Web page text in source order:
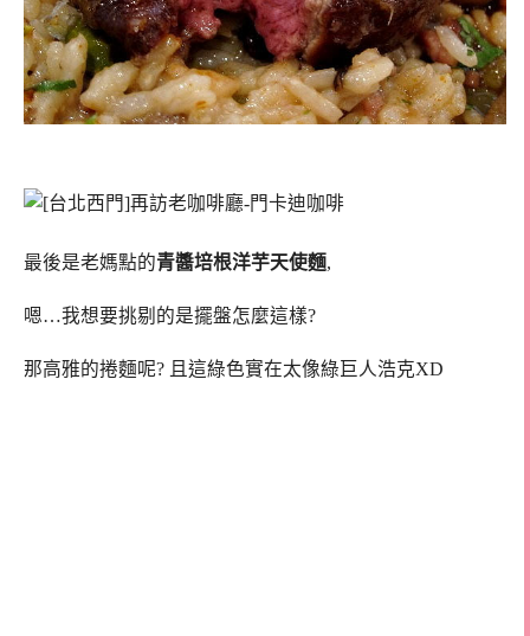
最後是老媽點的青醬培根洋芋天使麵,
嗯…我想要挑剔的是擺盤怎麼這樣?
那高雅的捲麵呢? 且這綠色實在太像綠巨人浩克XD